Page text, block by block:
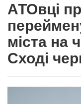
АТОвці
міста на
Сході